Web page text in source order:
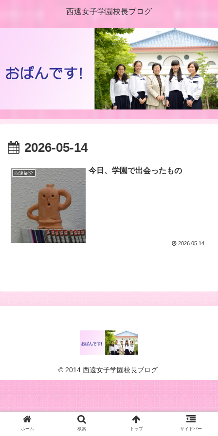
西遠女子学園校長ブログ
2026-05-14
西遠紹介 今日、学園で出会ったもの
2026.05.14
© 2014 西遠女子学園校長ブログ.
ホーム 検索 トップ サイドバー